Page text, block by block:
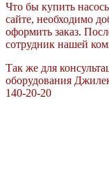
Что бы купить
сайте, необходимо
оформить заказ.
сотрудник нашей
Так же для
оборудования
140-20-20